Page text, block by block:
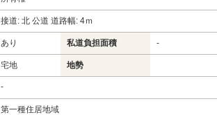
接道: 北 公道 道路幅: 4ｍ
あり 私道負担面積 -
宅地 地勢
-
第一種住居地域